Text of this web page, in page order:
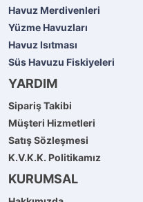
Havuz Merdivenleri
Yüzme Havuzları
Havuz Isıtması
Süs Havuzu Fiskiyeleri
YARDIM
Sipariş Takibi
Müşteri Hizmetleri
Satış Sözleşmesi
K.V.K.K. Politikamız
KURUMSAL